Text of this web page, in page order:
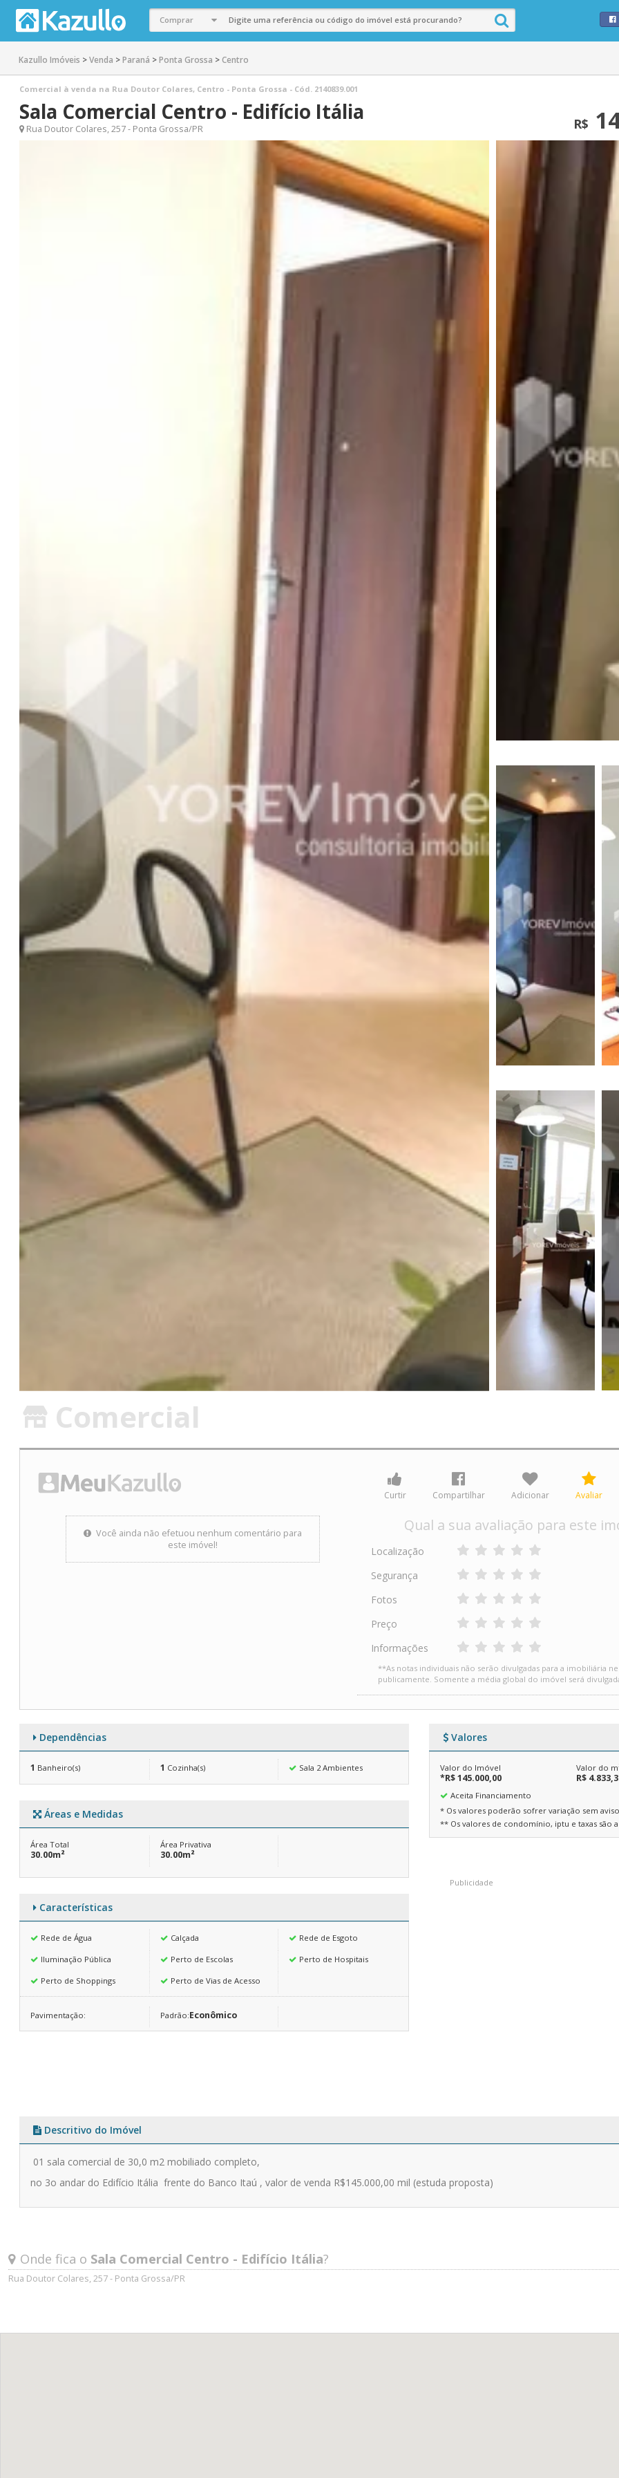
Kazullo Imóveis >Venda >Paraná >Ponta Grossa >Centro
Comercial à venda na Rua Doutor Colares, Centro - Ponta Grossa - Cód. 2140839.001
Sala Comercial Centro - Edifício Itália
Rua Doutor Colares, 257 - Ponta Grossa/PR R$
Comercial
Curtir Compartilhar Adicionar Avaliar
Você ainda não efetuou nenhum comentário para
este imóvel!
Qual a sua avaliação para este
Localização
Segurança
Fotos
Preço
Informações
**As notas individuais não serão divulgadas para a imobiliária
publicamente. Somente a média global do imóvel será
Dependências
1 Banheiro(s) 1 Cozinha(s) Sala 2 Ambientes
Áreas e Medidas
Área Total
30.00m²
Área Privativa
30.00m²
Características
Rede de Água Calçada Rede de Esgoto
Iluminação Pública Perto de Escolas Perto de Hospitais
Perto de Shoppings Perto de Vias de Acesso
Pavimentação: Padrão:Econômico
Valores
Valor do Imóvel
*R$ 145.000,00
Valor do
R$
Aceita Financiamento
* Os valores poderão sofrer variação sem
** Os valores de condomínio, iptu e taxas são
Descritivo do Imóvel
01 sala comercial de 30,0 m2 mobiliado completo,
no 3o andar do Edifício Itália frente do Banco Itaú , valor de venda R$145.000,00 mil (estuda proposta)
Onde fica o Sala Comercial Centro - Edifício Itália?
Rua Doutor Colares, 257 - Ponta Grossa/PR